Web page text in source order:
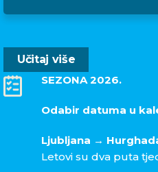
Učitaj više
SEZONA 2026.
Odabir datuma u
Ljubljana →
Letovi su dva puta